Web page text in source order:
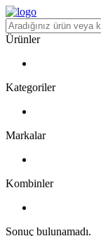
Ürünler
Kategoriler
Markalar
Kombinler
Sonuç bulunamadı.